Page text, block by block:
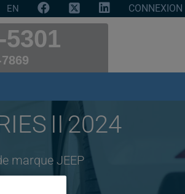
EN CONNEXION
5301
II 2024
marque JEEP